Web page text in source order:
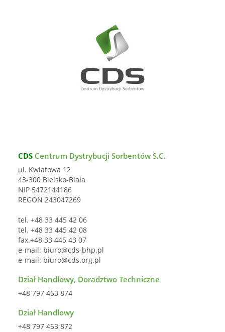
CDS Centrum Dystrybucji Sorbentów S.C.
ul. Kwiatowa 12
43-300 Bielsko-Biała
NIP 5472144186
REGON 243047269
tel. +48 33 445 42 06
tel. +48 33 445 42 08
fax.+48 33 445 43 07
e-mail: biuro@cds-bhp.pl
e-mail: biuro@cds.org.pl
Dział Handlowy, Doradztwo Techniczne
+48 797 453 874
Dział Handlowy
+48 797 453 872